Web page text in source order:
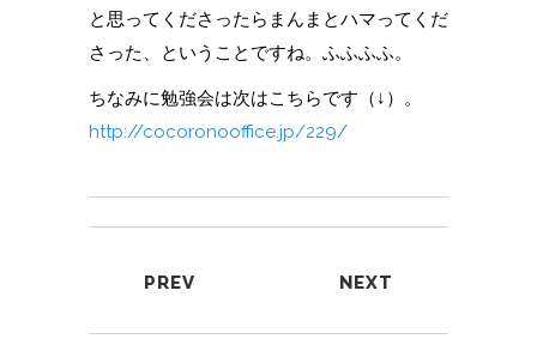
と思ってくださったらまんまとハマってくだ
さった、ということですね。ふふふふ。
ちなみに勉強会は次はこちらです（↓）。
http://cocoronooffice.jp/229/
PREV NEXT